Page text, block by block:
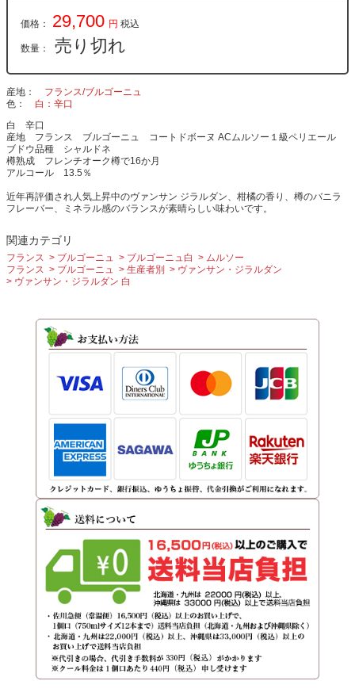
価格： 29,700 円 税込
数量： 売り切れ
産地
フランス/ブルゴーニュ
色
白：辛口
白 辛口
産地 フランス ブルゴーニュ コートドボーヌ ACムルソー１級ペリエール
ブドウ品種 シャルドネ
樽熟成 フレンチオーク樽で16か月
アルコール 13.5％
近年再評価され人気上昇中のヴァンサン ジラルダン、柑橘の香り、樽のバニラ
フレーバー、ミネラル感のバランスが素晴らしい味わいです。
関連カテゴリ
フランス ブルゴーニュ ブルゴーニュ白
ムルソー
フランス
ブルゴーニュ 生産者別
ヴァンサン・ジラルダン
ヴァンサン・ジラルダン 白